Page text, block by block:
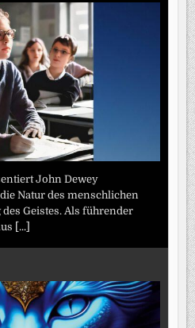
John Dewey
Natur des menschlichen
Geistes. Als führender
[...]